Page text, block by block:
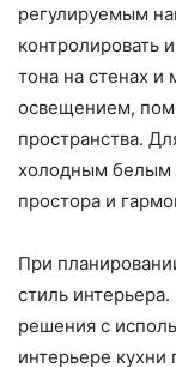
регулируемым
контролировать
тона на стенах и
освещением,
пространства.
холодным белым
простора и
При
стиль
решения с
интерьере